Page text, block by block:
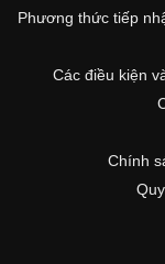
Phương thức tiếp
Các điều kiện
Chính